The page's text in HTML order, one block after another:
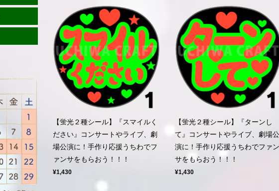
【蛍光２種シール】『スマイルく
ださい』コンサートやライブ、劇
場公演に！手作り応援うちわでフ
ァンサをもらおう！！！
¥1,430
【蛍光２種シール】『ターンし
て』コンサートやライブ、劇場公
演に！手作り応援うちわでファン
サをもらおう！！！
¥1,430